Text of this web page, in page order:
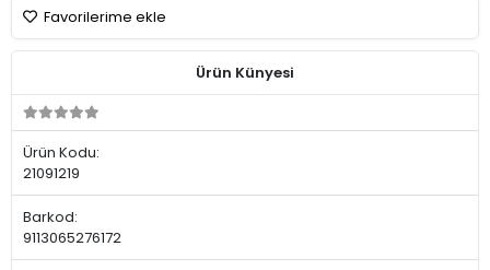
Favorilerime ekle
Ürün Künyesi
Ürün Kodu:
21091219
Barkod:
9113065276172